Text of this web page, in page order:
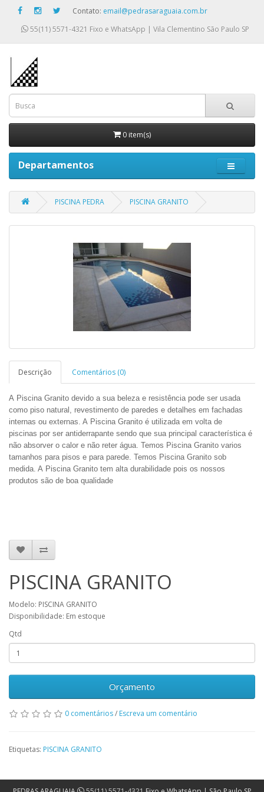
Contato: email@pedrasaraguaia.com.br
55(11) 5571-4321 Fixo e WhatsApp | Vila Clementino São Paulo SP
0 item(s)
Departamentos
PISCINA PEDRA PISCINA GRANITO
Descrição Comentários (0)
A Piscina Granito devido a sua beleza e resistência pode ser usada
como piso natural, revestimento de paredes e detalhes em fachadas
internas ou externas. A Piscina Granito é utilizada em volta de
piscinas por ser antiderrapante sendo que sua principal característica é
não absorver o calor e não reter água. Temos Piscina Granito varios
tamanhos para pisos e para parede. Temos Piscina Granito sob
medida. A Piscina Granito tem alta durabilidade pois os nossos
produtos são de boa qualidade
PISCINA GRANITO
Modelo: PISCINA GRANITO
Disponibilidade: Em estoque
Qtd
Orçamento
0 comentários/ Escreva um comentário
Etiquetas: PISCINA GRANITO